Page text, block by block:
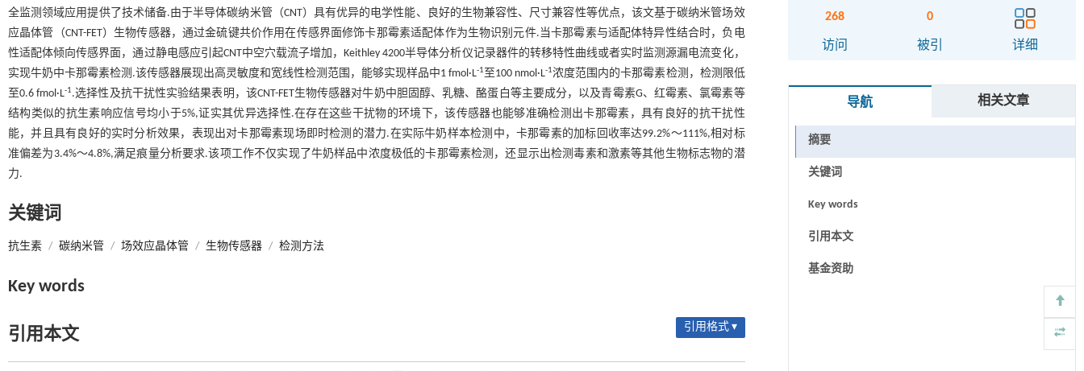
全监测领域应用提供了技术储备.由于半导体碳纳米管（CNT）具有优异的电学性能、良好的生物兼容性、尺寸兼容性等优点，该文基于碳纳米管场效
应晶体管（CNT-FET）生物传感器，通过金硫键共价作用在传感界面修饰卡那霉素适配体作为生物识别元件.当卡那霉素与适配体特异性结合时，负电
性适配体倾向传感界面，通过静电感应引起CNT中空穴载流子增加，Keithley 4200半导体分析仪记录器件的转移特性曲线或者实时监测源漏电流变化，
实现牛奶中卡那霉素检测.该传感器展现出高灵敏度和宽线性检测范围，能够实现样品中1 fmol·L-1至100 nmol·L-1浓度范围内的卡那霉素检测，检测限低
至0.6 fmol·L-1.选择性及抗干扰性实验结果表明，该CNT-FET生物传感器对牛奶中胆固醇、乳糖、酪蛋白等主要成分，以及青霉素G、红霉素、氯霉素等
结构类似的抗生素响应信号均小于5%,证实其优异选择性.在存在这些干扰物的环境下，该传感器也能够准确检测出卡那霉素，具有良好的抗干扰性
能，并且具有良好的实时分析效果，表现出对卡那霉素现场即时检测的潜力.在实际牛奶样本检测中，卡那霉素的加标回收率达99.2%～111%,相对标
准偏差为3.4%～4.8%,满足痕量分析要求.该项工作不仅实现了牛奶样品中浓度极低的卡那霉素检测，还显示出检测毒素和激素等其他生物标志物的潜
力.
关键词
抗生素 / 碳纳米管 / 场效应晶体管 / 生物传感器 / 检测方法
Key words
引用本文 引用格式 ▾
268
访问
0
被引 详细
导航 相关文章
摘要
关键词
Key words
引用本文
基金资助